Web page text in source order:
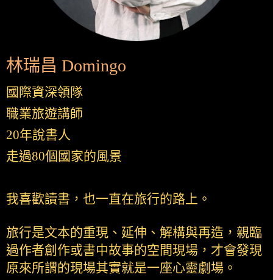
林瑞昌 Domingo
國際資深領隊
職業旅遊講師
20年說書人
走過80個國家的風景
我喜歡讀書，也一直在旅行的路上。
旅行是文本的重現、延伸、解構與再造，親臨
過作者創作或書中故事的空間現場，才會發現
原來所謂的現場其實就是一座心靈劇場。